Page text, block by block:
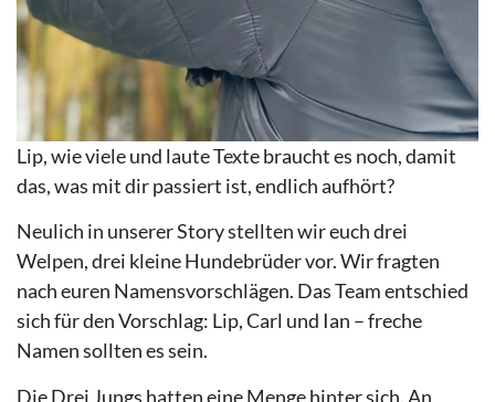
Lip, wie viele und laute Texte braucht es noch, damit
das, was mit dir passiert ist, endlich aufhört?
Neulich in unserer Story stellten wir euch drei
Welpen, drei kleine Hundebrüder vor. Wir fragten
nach euren Namensvorschlägen. Das Team entschied
sich für den Vorschlag: Lip, Carl und Ian – freche
Namen sollten es sein.
Die Drei Jungs hatten eine Menge hinter sich. An